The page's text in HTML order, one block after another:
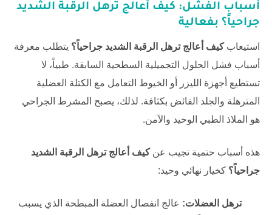
أسباب الفشل: كيف أعالج ترهل الرقبة الشديد
جراحياً؟ بفعالية
استيعابكيف أعالج ترهل الرقبة الشديد جراحياً؟ يتطلب معرفة
أسباب فشل الحلول التجميلية السطحية السابقة. طبياً، لا
تستطيع أجهزة الليزر أو الخيوط التعامل مع الكتلة العضلية
المترهلة والجلد الفائض بكثافة. لذلك، يصبح المشرط الجراحي
هو الملاذ الطبي الوحيد والآمن.
هذه أسباب حتمية تجيب عنكيف أعالج ترهل الرقبة الشديد
جراحياً؟ كخيار نهائي وحيد:
ترهل العضلات: عالج انفصال العضلة المبطحة الذي يسبب